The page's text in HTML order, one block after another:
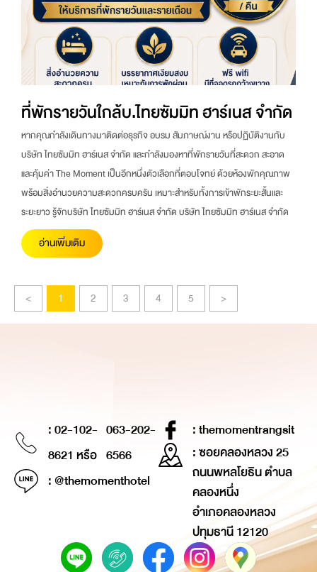
ที่พักรายวันใกล้บ.ไทยซัมมิท ฮาร์เนส จำกัด
หากคุณกำลังเดินทางมาติดต่อธุรกิจ อบรม สัมภาษณ์งาน หรือปฏิบัติงานกับ
บริษัท ไทยซัมมิท ฮาร์เนส จำกัด และกำลังมองหาที่พักรายวันที่สะดวก สะอาด
และคุ้มค่า The Moment เป็นอีกหนึ่งตัวเลือกที่ตอบโจทย์ ด้วยห้องพักคุณภาพ
พร้อมสิ่งอำนวยความสะดวกครบครัน เหมาะสำหรับทั้งการเข้าพักระยะสั้นและ
ระยะยาว รู้จักบริษัท ไทยซัมมิท ฮาร์เนส จำกัด บริษัท ไทยซัมมิท ฮาร์เนส จำกัด
อ่านเพิ่มเติม
< 1 2 3 4 5 >
: 02-102-
8621 หรือ
063-202-
6566
: @themomenthotel
: themomentrangsit
: ซอยคลองหลวง 25
ถนนพหลโยธิน ตำบล
คลองหนึ่ง
อำเภอคลองหลวง
ปทุมธานี 12120